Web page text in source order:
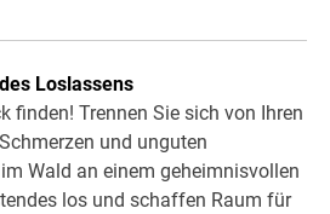
Loslassens
finden! Trennen Sie sich von Ihren
und unguten
Wald an einem geheimnisvollen
los und schaffen Raum für